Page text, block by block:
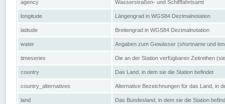
agency Wasserstraßen- und Schifffahrtsamt
longitude Längengrad in WGS84 Dezimalnotation
latitude Breitengrad in WGS84 Dezimalnotation
water Angaben zum Gewässer (shortname und
timeseries Die an der Station verfügbaren Zeitreihen
country Das Land, in dem sie die Station befindet
country_alternatives Alternative Bezeichnungen für das Land, in
land Das Bundesland, in dem sie die Station